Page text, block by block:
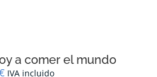
a comer el mundo
IVA incluido